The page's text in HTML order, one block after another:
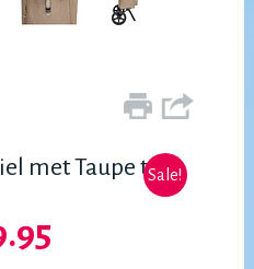
Sale!
met Taupe tas